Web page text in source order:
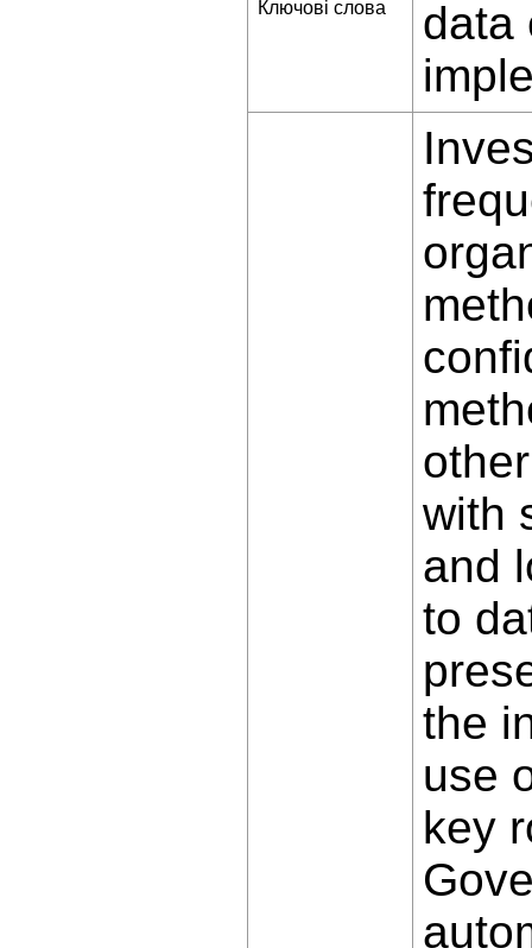
Ключові слова
data
with
and
to
the
use
key